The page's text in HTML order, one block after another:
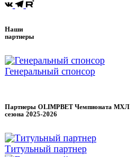
Наши
партнеры
Генеральный спонсор
Партнеры OLIMPBET Чемпионата МХЛ
сезона 2025-2026
Титульный партнер